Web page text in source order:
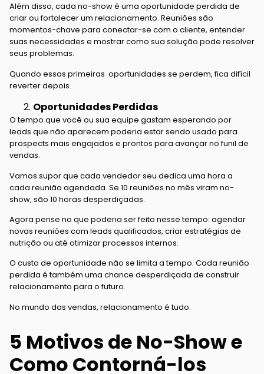
Além disso, cada no-show é uma oportunidade perdida de
criar ou fortalecer um relacionamento. Reuniões são
momentos-chave para conectar-se com o cliente, entender
suas necessidades e mostrar como sua solução pode resolver
seus problemas.
Quando essas primeiras oportunidades se perdem, fica difícil
reverter depois.
Oportunidades Perdidas
O tempo que você ou sua equipe gastam esperando por
leads que não aparecem poderia estar sendo usado para
prospects mais engajados e prontos para avançar no funil de
vendas.
Vamos supor que cada vendedor seu dedica uma hora a
cada reunião agendada. Se 10 reuniões no mês viram no-
show, são 10 horas desperdiçadas.
Agora pense no que poderia ser feito nesse tempo: agendar
novas reuniões com leads qualificados, criar estratégias de
nutrição ou até otimizar processos internos.
O custo de oportunidade não se limita a tempo. Cada reunião
perdida é também uma chance desperdiçada de construir
relacionamento para o futuro.
No mundo das vendas, relacionamento é tudo.
5 Motivos de No-Show e
Como Contorná-los